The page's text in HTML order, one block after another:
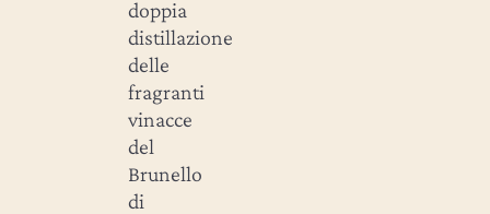
doppia
distillazione
delle
fragranti
vinacce
del
Brunello
di